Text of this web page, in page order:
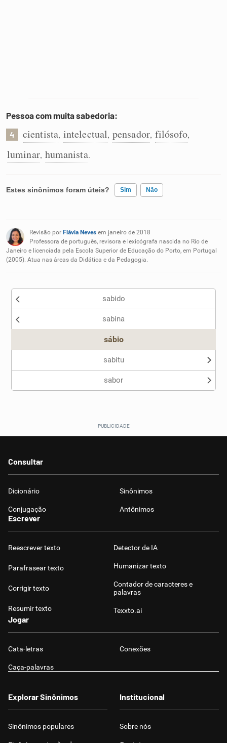
Pessoa com muita sabedoria:
4 cientista, intelectual, pensador, filósofo,
luminar, humanista.
Estes sinônimos foram úteis? Sim Não
Nenhum dos sinônimos apresentados me ajudou
Outro
Revisão por Flávia Neves em janeiro de 2018
Professora de português, revisora e lexicógrafa nascida no Rio de
Janeiro e licenciada pela Escola Superior de Educação do Porto, em Portugal
(2005). Atua nas áreas da Didática e da Pedagogia.
sabido
sabina
sábio
sabitu
sabor
Consultar
Dicionário Sinônimos
Conjugação Antônimos
Escrever
Reescrever texto
Parafrasear texto
Corrigir texto
Resumir texto
Detector de IA
Humanizar texto
Contador de caracteres e
palavras
Texxto.ai
Jogar
Cata-letras Conexões
Caça-palavras
Explorar Sinônimos
Sinônimos populares
Institucional
Sobre nós